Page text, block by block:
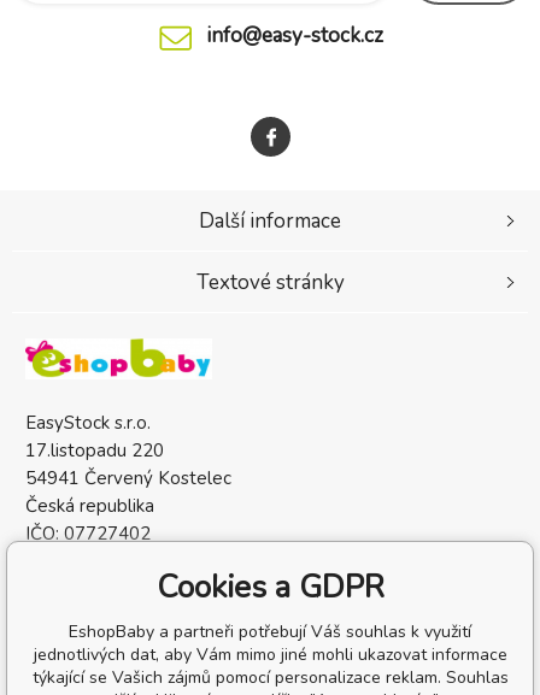
info@easy-stock.cz
EasyStock s.r.o.
17.listopadu 220
54941 Červený Kostelec
Česká republika
IČO: 07727402
Další informace
Textové stránky
Cookies a GDPR
EshopBaby a partneři potřebují Váš souhlas k využití
jednotlivých dat, aby Vám mimo jiné mohli ukazovat informace
týkající se Vašich zájmů pomocí personalizace reklam. Souhlas